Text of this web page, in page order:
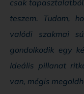
csak
teszem. Tudom,
valódi szakmai
gondolkodik egy
Ideális pillanat
van, mégis